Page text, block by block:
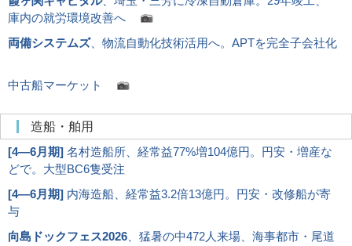
庫内の就労環境改善へ
両備システムズ、物流自動化技術活用へ。APTを完全子会社化
中古船マーケット
造船・舶用
[4―6月期] 名村造船所、経常益77%増104億円。円安・増産な
どで。大型BC6隻受注
[4―6月期] 内海造船、経常益3.2倍13億円。円安・改修船が寄
与
向島ドックフェス2026 、猛暑の中472人来場、海事都市・尾道